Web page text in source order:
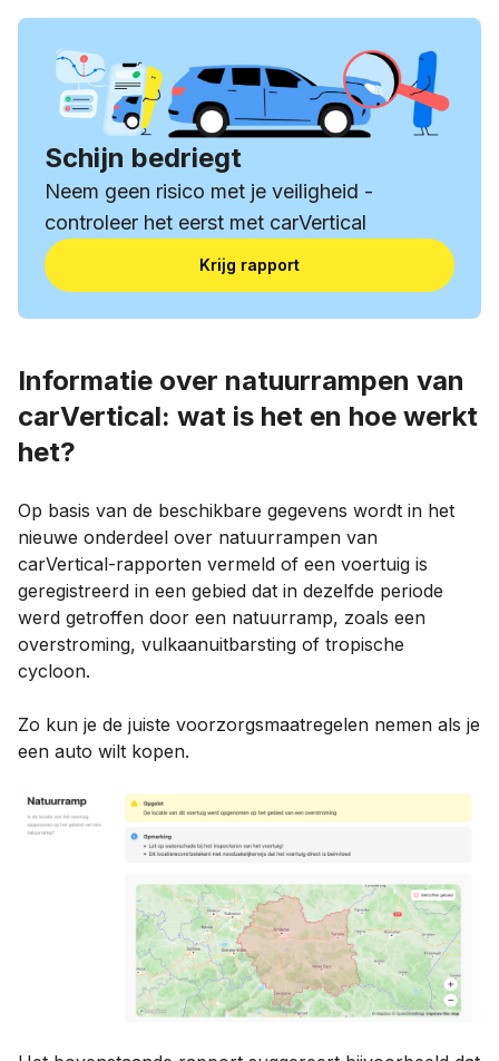
Schijn bedriegt
Neem geen risico met je veiligheid -
controleer het eerst met carVertical
Krijg rapport
Informatie over natuurrampen van
carVertical: wat is het en hoe werkt
het?
Op basis van de beschikbare gegevens wordt in het
nieuwe onderdeel over natuurrampen van
carVertical-rapporten vermeld of een voertuig is
geregistreerd in een gebied dat in dezelfde periode
werd getroffen door een natuurramp, zoals een
overstroming, vulkaanuitbarsting of tropische
cycloon.
Zo kun je de juiste voorzorgsmaatregelen nemen als je
een auto wilt kopen.